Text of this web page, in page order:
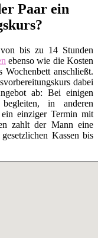
Paar ein
bis zu 14 Stunden
ebenso wie die Kosten
Wochenbett anschließt.
dabei
ab: Bei einigen
in anderen
ein einziger Termin mit
zahlt der Mann eine
Kassen bis